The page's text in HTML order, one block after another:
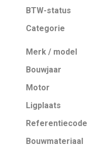
BTW-status
Categorie
Merk / model
Bouwjaar
Motor
Ligplaats
Referentiecode
Bouwmateriaal